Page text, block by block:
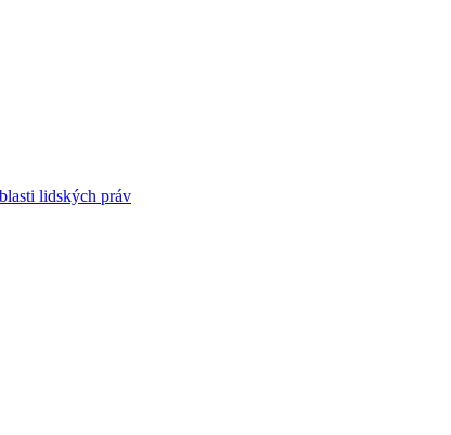
lidských práv